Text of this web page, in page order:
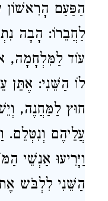
הַפַּעַם הָרִאשׁוֹן
לַחֲבֵרוֹ: הָבָה
עוֹד לַמִּלְחָמָה,
לוֹ הַשֵּׁנִי: אֶתֵּן
חוּץ לַמַּחֲנֶה,
עֲלֵיהֶם וְנִטְּלֵם.
וַיָּרִיעוּ אַנְשֵׁי
הַשֵּׁנִי לִלְבֹּש אֶת